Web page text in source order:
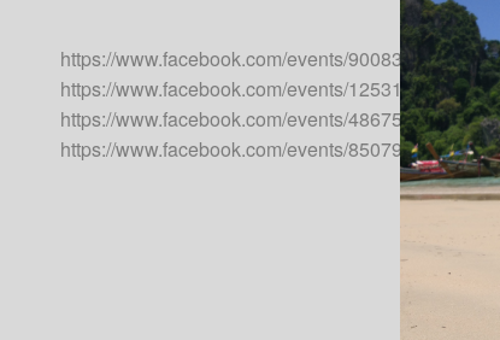
https://www.facebook.com/events/
https://www.facebook.com/events/
https://www.facebook.com/events/
https://www.facebook.com/events/